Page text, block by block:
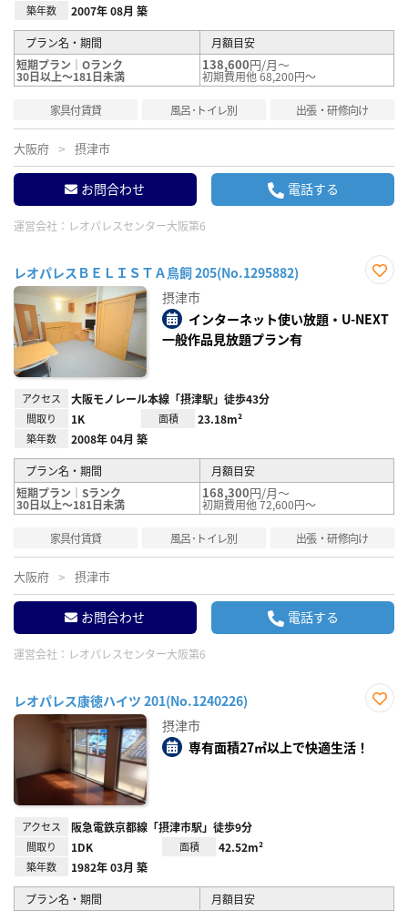
築年数 2007年 08月 築
プラン名・期間
月額目安
短期プラン｜Oランク
30日以上～181日未満
138,600円/月～
初期費用他 68,200円～
家具付賃貸 風呂･トイレ別 出張・研修向け
大阪府 摂津市
お問合わせ 電話する
運営会社： レオパレスセンター大阪第6
レオパレスＢＥＬＩＳＴＡ鳥飼 205(No.1295882)
り登
録
摂津市
インターネット使い放題・U-NEXT
一般作品見放題プラン有
アクセス 大阪モノレール本線「摂津駅」徒歩43分
間取り 1K 面積 23.18m²
築年数 2008年 04月 築
プラン名・期間
月額目安
短期プラン｜Sランク
30日以上～181日未満
168,300円/月～
初期費用他 72,600円～
家具付賃貸 風呂･トイレ別 出張・研修向け
大阪府 摂津市
お問合わせ 電話する
運営会社： レオパレスセンター大阪第6
レオパレス康徳ハイツ 201(No.1240226)
摂津市
専有面積27㎡以上で快適生活！
アクセス 阪急電鉄京都線「摂津市駅」徒歩9分
間取り 1DK 面積 42.52m²
築年数 1982年 03月 築
プラン名・期間
月額目安